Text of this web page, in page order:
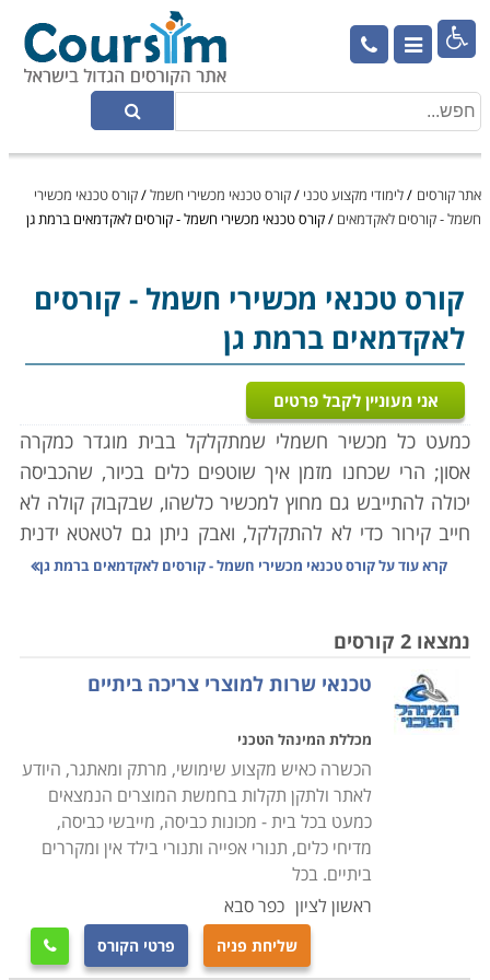

אתר קורסים /לימודי מקצוע טכני /קורס טכנאי מכשירי חשמל/קורס טכנאי מכשירי
חשמל - קורסים לאקדמאים /קורס טכנאי מכשירי חשמל - קורסים לאקדמאים ברמת גן
קורס טכנאי מכשירי חשמל- קורסים
לאקדמאים ברמת גן
אני מעוניין לקבל פרטים
כמעט כל מכשיר חשמלי שמתקלקל בבית מוגדר כמקרה
אסון; הרי שכחנו מזמן איך שוטפים כלים בכיור, שהכביסה
יכולה להתייבש גם מחוץ למכשיר כלשהו, שבקבוק קולה לא
חייב קירור כדי לא להתקלקל, ואבק ניתן גם לטאטא ידנית
מהבית.
שצץ משבר, חשנו למעבדה לתקן ממייבש שיער ועד
טלויזיה. היום, אם התגלתה בעיה במכשיר שפג תוקף
האחריות עבורו, נשאלת מיד השאלה "לתקן או לשדרג?".
תהליכים משונים עוברים על מכשירי החשמל הביתיים שלנו;
מצד אחד הם הופכים עם הזמן לזולים יותר, אך עם זאת הם
גם נהיים משוכללים יותר, ולכן קשים יותר לתיקון. לימודי
קורס טכנאי מכשירי חשמל מעניקים את כל הידע הנדרש
לפתור את הדילמה באמצעות האפשרות הראשונה, אשר
פעמים רבות היא החכמה והחסכונית מבין השתיים.
כיום מערך התיקונים למכשירי חשמל מתרכז פחות
קרא עוד עלקורס טכנאי מכשירי חשמל - קורסים לאקדמאים ברמת גן
נמצאו 2 קורסים
טכנאי שרות למוצרי צריכה ביתיים
מכללת המינהל הטכני
הכשרה כאיש מקצוע שימושי, מרתק ומאתגר, היודע
לאתר ולתקן תקלות בחמשת המוצרים הנמצאים
כמעט בכל בית - מכונות כביסה, מייבשי כביסה,
מדיחי כלים, תנורי אפייה ותנורי בילד אין ומקררים
ביתיים. בכל
ראשון לציון כפר סבא
שליחת פניה פרטי הקורס 